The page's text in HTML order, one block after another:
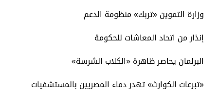
وزارة التموين «تربك» منظومة الدعم
إنذار من اتحاد المعاشات للحكومة
البرلمان يحاصر ظاهرة «الكلاب الشرسة»
«تبرعات الكوارث» تهدر دماء المصريين بالمستشفيات